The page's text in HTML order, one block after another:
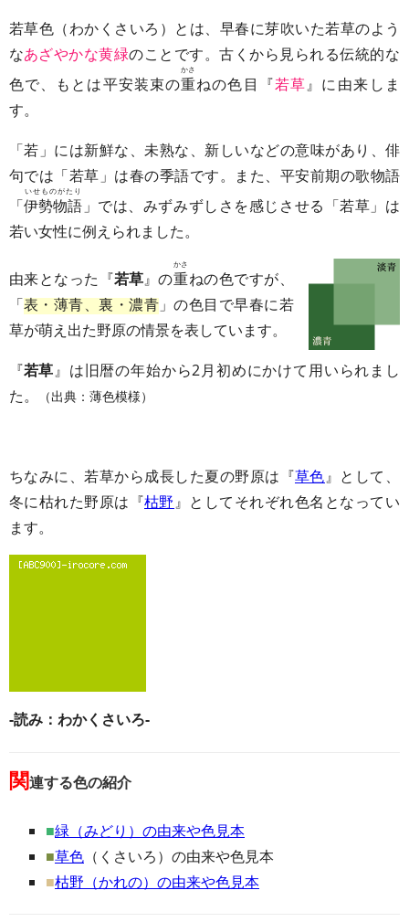
若草色（わかくさいろ）とは、早春に芽吹いた若草のよう
なあざやかな黄緑のことです。古くから見られる伝統的な
色で、もとは平安装束の重
かさ
ねの色目『若草』に由来しま
す。
「若」には新鮮な、未熟な、新しいなどの意味があり、俳
句では「若草」は春の季語です。また、平安前期の歌物語
「伊勢物語
いせものがたり
」では、みずみずしさを感じさせる「若草」は
若い女性に例えられました。
由来となった『若草』の重
かさ
ねの色ですが、
「表・薄青、裏・濃青 」の色目で早春に若
草が萌え出た野原の情景を表しています。
『若草』は旧暦の年始から2月初めにかけて用いられまし
た。
（出典：薄色模様）
ちなみに、若草から成長した夏の野原は『草色』として、
冬に枯れた野原は『枯野』としてそれぞれ色名となってい
ます。
-読み：わかくさいろ-
関連する色の紹介
■緑（みどり）の由来や色見本
■草色 （くさいろ）の由来や色見本
■枯野（かれの）の由来や色見本